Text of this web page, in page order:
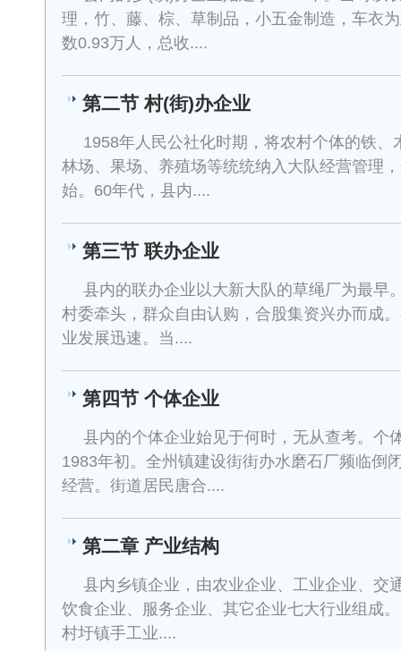
理，竹、藤、棕、草制品，小五金制造，车衣
数0.93万人，总收....
第二节 村(街)办企业
1958年人民公社化时期，将农村个体的铁
林场、果场、养殖场等统统纳入大队经营管理
始。60年代，县内....
第三节 联办企业
县内的联办企业以大新大队的草绳厂为最早
村委牵头，群众自由认购，合股集资兴办而成
业发展迅速。当....
第四节 个体企业
县内的个体企业始见于何时，无从查考。个
1983年初。全州镇建设街街办水磨石厂频临倒
经营。街道居民唐合....
第二章 产业结构
县内乡镇企业，由农业企业、工业企业、交
饮食企业、服务企业、其它企业七大行业组成
村圩镇手工业....